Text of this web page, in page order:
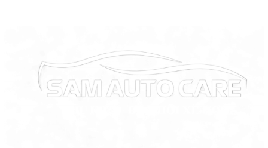
hóa hiệu quả vận hành.
Giá khi lắp Cốp trước cho LIMO GREEN?